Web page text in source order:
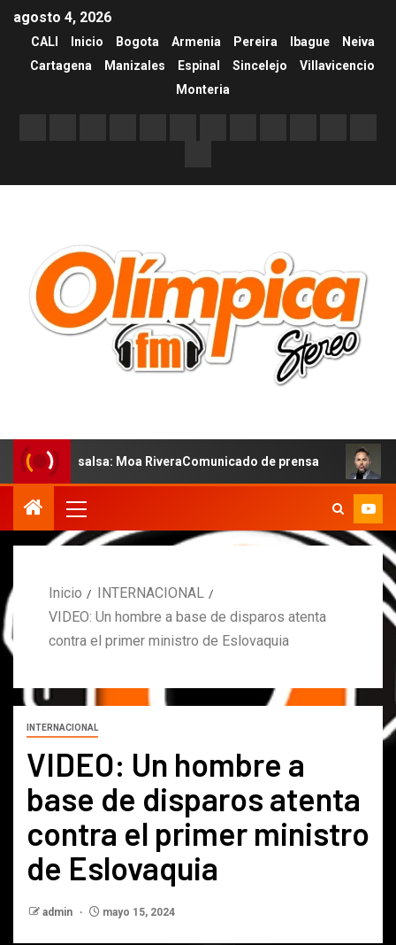
agosto 4, 2026
CALI Inicio Bogota Armenia Pereira Ibague
Neiva
Cartagena
Manizales Espinal Sincelejo
Villavicencio
Monteria
salsa: Moa RiveraComunicado de prensa MARCOS
Inicio
INTERNACIONAL
VIDEO: Un hombre a base de disparos atenta
contra el primer ministro de Eslovaquia
INTERNACIONAL
VIDEO: Un hombre a
base de disparos atenta
contra el primer ministro
de Eslovaquia
admin mayo 15, 2024